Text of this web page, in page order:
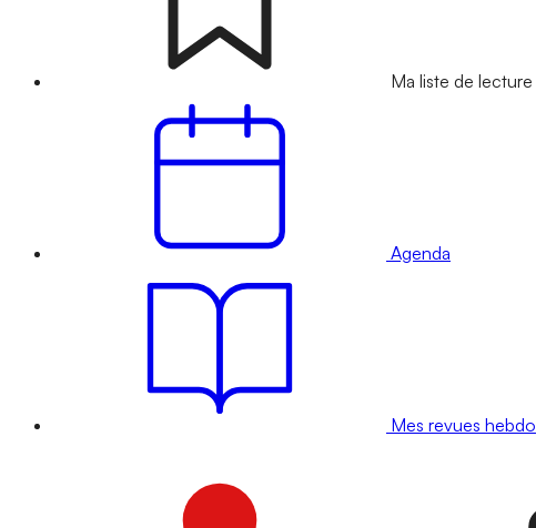
Ma liste de lecture
Agenda
Mes revues hebdo